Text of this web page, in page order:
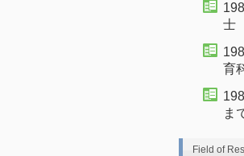
士
育
ま
Field of